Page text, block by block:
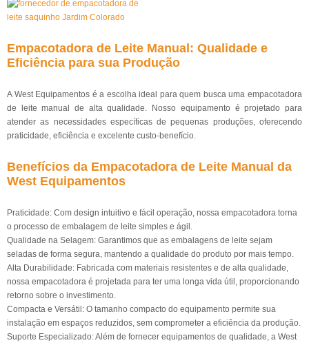
Empacotadora de Leite Manual: Qualidade e
Eficiência para sua Produção
A West Equipamentos é a escolha ideal para quem busca uma empacotadora
de leite manual de alta qualidade. Nosso equipamento é projetado para
atender as necessidades específicas de pequenas produções, oferecendo
praticidade, eficiência e excelente custo-benefício.
Benefícios da Empacotadora de Leite Manual da
West Equipamentos
Praticidade: Com design intuitivo e fácil operação, nossa empacotadora torna
o processo de embalagem de leite simples e ágil.
Qualidade na Selagem: Garantimos que as embalagens de leite sejam
seladas de forma segura, mantendo a qualidade do produto por mais tempo.
Alta Durabilidade: Fabricada com materiais resistentes e de alta qualidade,
nossa empacotadora é projetada para ter uma longa vida útil, proporcionando
retorno sobre o investimento.
Compacta e Versátil: O tamanho compacto do equipamento permite sua
instalação em espaços reduzidos, sem comprometer a eficiência da produção.
Suporte Especializado: Além de fornecer equipamentos de qualidade, a West